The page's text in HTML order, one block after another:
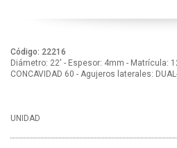
Código: 22216
Diámetro: 22' - Espesor: 4mm - Matrícula:
CONCAVIDAD 60 - Agujeros laterales:
UNIDAD